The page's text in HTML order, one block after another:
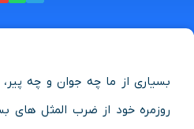
بسیاری از ما چه جوان و چه
روزمره خود از ضرب المثل های